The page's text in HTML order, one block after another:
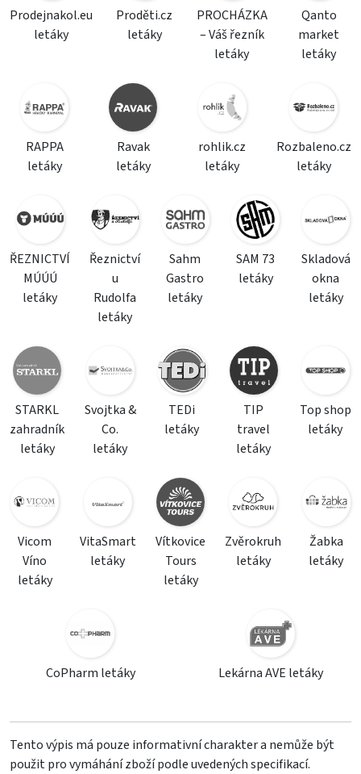
Prodejnakol.eu
letáky
Proděti.cz
letáky
PROCHÁZKA
– Váš řezník
letáky
Qanto
market
letáky
RAPPA
letáky
Ravak
letáky
rohlik.cz
letáky
Rozbaleno.cz
letáky
ŘEZNICTVÍ
MÚÚÚ
letáky
Řeznictví
u
Rudolfa
letáky
Sahm
Gastro
letáky
SAM 73
letáky
Skladová
okna
letáky
STARKL
zahradník
letáky
Svojtka &
Co.
letáky
TEDi
letáky
TIP
travel
letáky
Top shop
letáky
Vicom
Víno
letáky
VitaSmart
letáky
Vítkovice
Tours
letáky
Zvěrokruh
letáky
Žabka
letáky
CoPharm letáky Lekárna AVE letáky
Tento výpis má pouze informativní charakter a nemůže být
použit pro vymáhání zboží podle uvedených specifikací.